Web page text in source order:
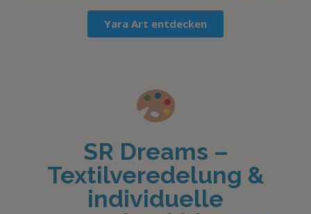
Yara Art entdecken
SR Dreams –
Textilveredelung &
individuelle